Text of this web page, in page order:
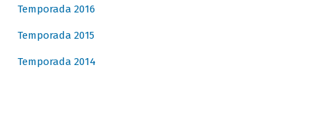
Temporada 2016
Temporada 2015
Temporada 2014